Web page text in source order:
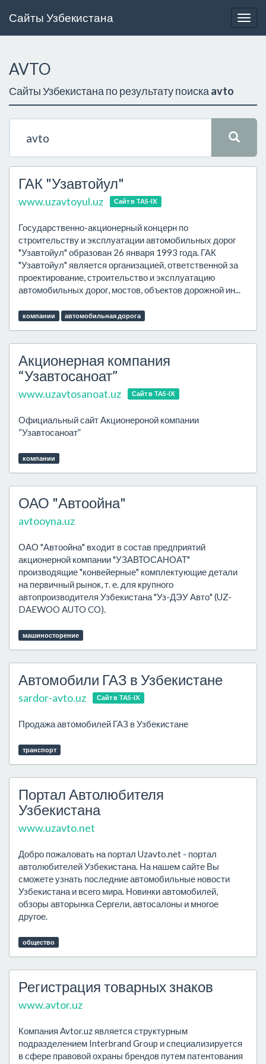
Сайты Узбекистана
AVTO
Сайты Узбекистана по результату поиска avto
ГАК "Узавтойул"
www.uzavtoyul.uz Сайт в TAS-IX
Государственно-акционерный концерн по
строительству и эксплуатации автомобильных дорог
"Узавтойул" образован 26 января 1993 года. ГАК
"Узавтойул" является организацией, ответственной за
проектирование, строительство и эксплуатацию
автомобильных дорог, мостов, объектов дорожной ин...
компании автомобильная дорога
Акционерная компания
“Узавтосаноат”
www.uzavtosanoat.uz Сайт в TAS-IX
Официальный сайт Акционероной компании
“Узавтосаноат”
компании
ОАО "Автоойна"
avtooyna.uz
ОАО "Автоойна" входит в состав предприятий
акционерной компании "УЗАВТОСАНОАТ"
производящие "конвейерные" комплектующие детали
на первичный рынок, т. е. для крупного
автопроизводителя Узбекистана "Уз-ДЭУ Авто" (UZ-
DAEWOO AUTO CO).
машиносторение
Автомобили ГАЗ в Узбекистане
sardor-avto.uz Сайт в TAS-IX
Продажа автомобилей ГАЗ в Узбекистане
транспорт
Портал Автолюбителя
Узбекистана
www.uzavto.net
Добро пожаловать на портал Uzavto.net - портал
автолюбителей Узбекистана. На нашем сайте Вы
сможете узнать последние автомобильные новости
Узбекистана и всего мира. Новинки автомобилей,
обзоры авторынка Сергели, автосалоны и многое
другое.
общество
Регистрация товарных знаков
www.avtor.uz
Компания Avtor.uz является структурным
подразделением Interbrand Group и специализируется
в сфере правовой охраны брендов путем патентования